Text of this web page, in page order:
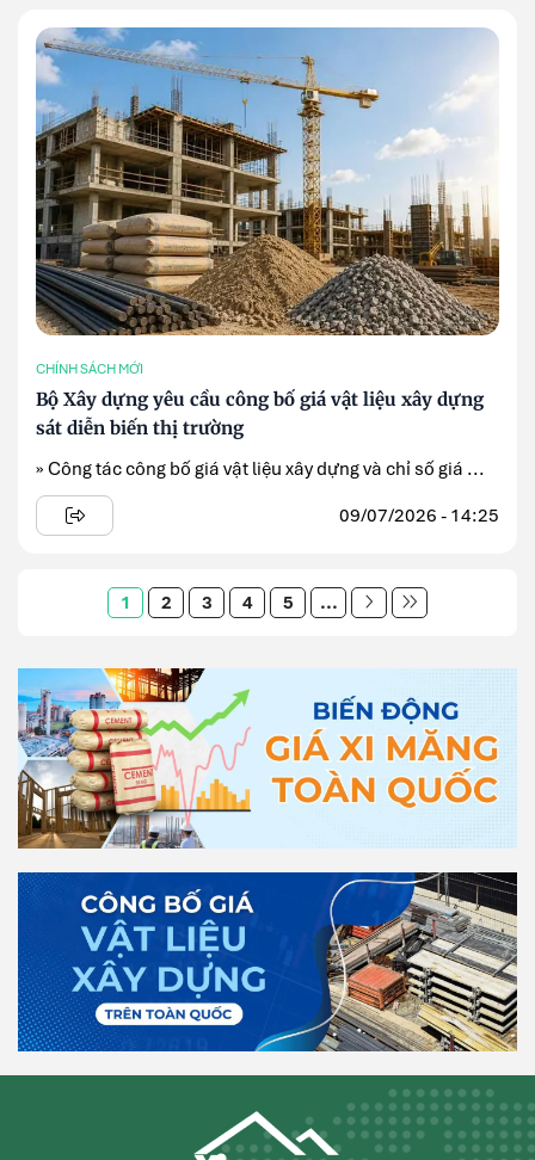
CHÍNH SÁCH MỚI
Bộ Xây dựng yêu cầu công bố giá vật liệu xây dựng
sát diễn biến thị trường
» Công tác công bố giá vật liệu xây dựng và chỉ số giá ...
09/07/2026 - 14:25
1 2 3 4 5 ...